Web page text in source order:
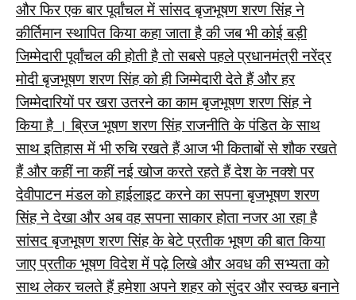
और फिर एक बार पूर्वांचल में सांसद बृजभूषण शरण सिंह ने
कीर्तिमान स्थापित किया कहा जाता है की जब भी कोई बड़ी
जिम्मेदारी पूर्वांचल की होती है तो सबसे पहले प्रधानमंत्री नरेंद्र
मोदी बृजभूषण शरण सिंह को ही जिम्मेदारी देते हैं और हर
जिम्मेदारियों पर खरा उतरने का काम बृजभूषण शरण सिंह ने
किया है । ब्रिज भूषण शरण सिंह राजनीति के पंडित के साथ
साथ इतिहास में भी रुचि रखते हैं आज भी किताबों से शौक रखते
हैं और कहीं ना कहीं नई खोज करते रहते हैं देश के नक्शे पर
देवीपाटन मंडल को हाईलाइट करने का सपना बृजभूषण शरण
सिंह ने देखा और अब वह सपना साकार होता नजर आ रहा है
सांसद बृजभूषण शरण सिंह के बेटे प्रतीक भूषण की बात किया
जाए प्रतीक भूषण विदेश में पढ़े लिखे और अवध की सभ्यता को
साथ लेकर चलते हैं हमेशा अपने शहर को सुंदर और स्वच्छ बनाने